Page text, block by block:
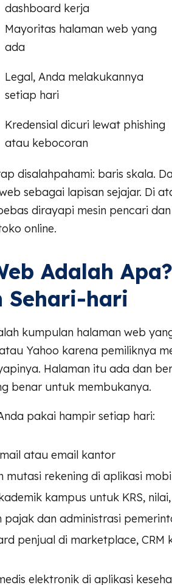
dashboard kerja
Mayoritas halaman web yang
ada
Legal, Anda melakukannya
setiap hari
Kredensial dicuri lewat phishing
atau kebocoran
disalahpahami: baris skala.
sebagai lapisan sejajar. Di
dirayapi mesin pencari
online.
Adalah
Sehari-hari
kumpulan halaman web
Yahoo karena pemiliknya
Halaman itu ada dan
benar untuk membukanya.
pakai hampir setiap hari:
atau email kantor
mutasi rekening di aplikasi
kampus untuk KRS,
pajak dan administrasi
penjual di marketplace,
elektronik di aplikasi